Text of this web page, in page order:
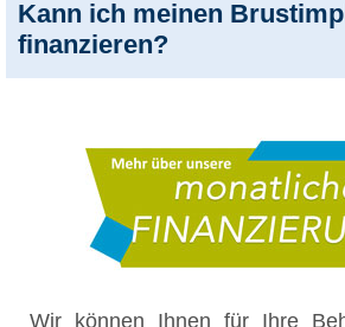
Kann ich meinen
finanzieren?
Wir können Ihnen für Ihre